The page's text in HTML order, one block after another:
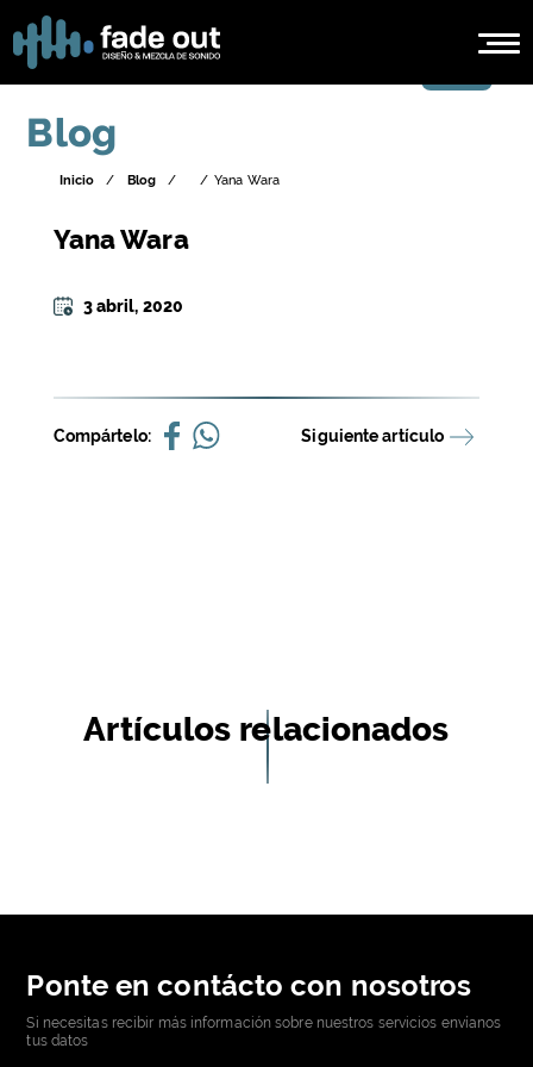
Blog
Inicio / Blog / / Yana Wara
Yana Wara
3 abril, 2020
Compártelo: Siguiente artículo
Artículos relacionados
Ponte en contácto con nosotros
Si necesitas recibir más información sobre nuestros servicios envíanos
tus datos